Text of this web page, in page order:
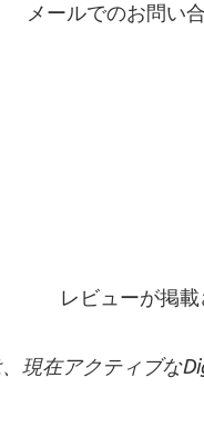
メールでのお問い
レビューが掲
現在アクティブな